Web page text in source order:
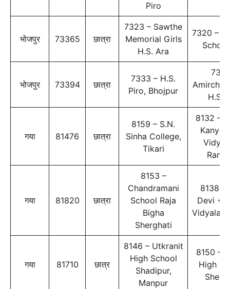
Piro
भोजपुर 73365 छात्रा
7323 – Sawthe
Memorial Girls
H.S. Ara
7320 –
भोजपुर 73394 छात्रा
7333 – H.S.
Piro, Bhojpur
H.S.
गया 81476 छात्रा
8159 – S.N.
Sinha College,
Tikari
8132 –
Kanya
गया 81820 छात्रा
8153 –
Chandramani
School Raja
Bigha
Sherghati
8138 –
Devi +2
गया 81710 छात्र
8146 – Utkranit
High School
Shadipur,
Manpur
8150 –
High